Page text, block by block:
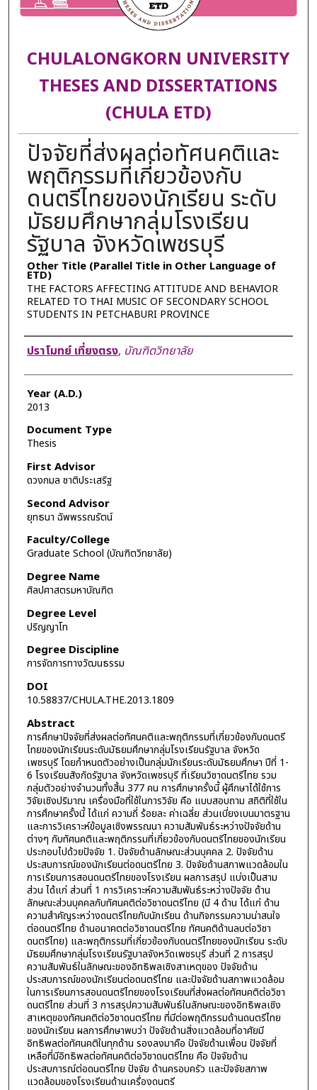
CHULALONGKORN UNIVERSITY
THESES AND DISSERTATIONS
(CHULA ETD)
ปัจจัยที่ส่งผลต่อทัศนคติและ
พฤติกรรมที่เกี่ยวข้องกับ
ดนตรีไทยของนักเรียน ระดับ
มัธยมศึกษากลุ่มโรงเรียน
รัฐบาล จังหวัดเพชรบุรี
Other Title (Parallel Title in Other Language of
ETD)
THE FACTORS AFFECTING ATTITUDE AND BEHAVIOR
RELATED TO THAI MUSIC OF SECONDARY SCHOOL
STUDENTS IN PETCHABURI PROVINCE
Author
ปราโมทย์ เที่ยงตรง, บัณฑิตวิทยาลัย
Year (A.D.)
2013
Document Type
Thesis
First Advisor
ดวงกมล ชาติประเสริฐ
Second Advisor
ยุทธนา ฉัพพรรณรัตน์
Faculty/College
Graduate School (บัณฑิตวิทยาลัย)
Degree Name
ศิลปศาสตรมหาบัณฑิต
Degree Level
ปริญญาโท
Degree Discipline
การจัดการทางวัฒนธรรม
DOI
10.58837/CHULA.THE.2013.1809
Abstract
การศึกษาปัจจัยที่ส่งผลต่อทัศนคติและพฤติกรรมที่เกี่ยวข้องกับดนตรี
ไทยของนักเรียนระดับมัธยมศึกษากลุ่มโรงเรียนรัฐบาล จังหวัด
เพชรบุรี โดยกำหนดตัวอย่างเป็นกลุ่มนักเรียนระดับมัธยมศึกษา ปีที่ 1-
6 โรงเรียนสังกัดรัฐบาล จังหวัดเพชรบุรี ที่เรียนวิชาดนตรีไทย รวม
กลุ่มตัวอย่างจำนวนทั้งสิ้น 377 คน การศึกษาครั้งนี้ ผู้ศึกษาได้ใช้การ
วิจัยเชิงปริมาณ เครื่องมือที่ใช้ในการวิจัย คือ แบบสอบถาม สถิติที่ใช้ใน
การศึกษาครั้งนี้ ได้แก่ ความถี่ ร้อยละ ค่าเฉลี่ย ส่วนเบี่ยงเบนมาตรฐาน
และการวิเคราะห์ข้อมูลเชิงพรรณนา ความสัมพันธ์ระหว่างปัจจัยด้าน
ต่างๆ กับทัศนคติและพฤติกรรมที่เกี่ยวข้องกับดนตรีไทยของนักเรียน
ประกอบไปด้วยปัจจัย 1. ปัจจัยด้านลักษณะส่วนบุคคล 2. ปัจจัยด้าน
ประสบการณ์ของนักเรียนต่อดนตรีไทย 3. ปัจจัยด้านสภาพแวดล้อมใน
การเรียนการสอนดนตรีไทยของโรงเรียน ผลการสรุป แบ่งเป็นสาม
ส่วน ได้แก่ ส่วนที่ 1 การวิเคราะห์ความสัมพันธ์ระหว่างปัจจัย ด้าน
ลักษณะส่วนบุคคลกับทัศนคติต่อวิชาดนตรีไทย (มี 4 ด้าน ได้แก่ ด้าน
ความสำคัญระหว่างดนตรีไทยกับนักเรียน ด้านกิจกรรมความน่าสนใจ
ต่อดนตรีไทย ด้านอนาคตต่อวิชาดนตรีไทย ทัศนคติด้านลบต่อวิชา
ดนตรีไทย) และพฤติกรรมที่เกี่ยวข้องกับดนตรีไทยของนักเรียน ระดับ
มัธยมศึกษากลุ่มโรงเรียนรัฐบาลจังหวัดเพชรบุรี ส่วนที่ 2 การสรุป
ความสัมพันธ์ในลักษณะของอิทธิพลเชิงสาเหตุของ ปัจจัยด้าน
ประสบการณ์ของนักเรียนต่อดนตรีไทย และปัจจัยด้านสภาพแวดล้อม
ในการเรียนการสอนดนตรีไทยของโรงเรียนที่ส่งผลต่อทัศนคติต่อวิชา
ดนตรีไทย ส่วนที่ 3 การสรุปความสัมพันธ์ในลักษณะของอิทธิพลเชิง
สาเหตุของทัศนคติต่อวิชาดนตรีไทย ที่มีต่อพฤติกรรมด้านดนตรีไทย
ของนักเรียน ผลการศึกษาพบว่า ปัจจัยด้านสิ่งแวดล้อมที่อาศัยมี
อิทธิพลต่อทัศนคติในทุกด้าน รองลงมาคือ ปัจจัยด้านเพื่อน ปัจจัยที่
เหลือที่มีอิทธิพลต่อทัศนคติต่อวิชาดนตรีไทย คือ ปัจจัยด้าน
ประสบการณ์ต่อดนตรีไทย ปัจจัย ด้านครอบครัว และปัจจัยสภาพ
แวดล้อมของโรงเรียนด้านเครื่องดนตรี